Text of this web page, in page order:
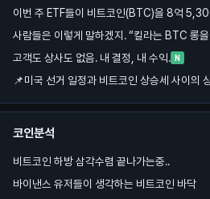
사람들은 이렇게 말하겠지. “킬라는 BTC 롱
고객도 상사도 없음. 내 결정, 내 수익. N
코인분석
비트코인 하방 삼각수렴 끝나가는중..
바이낸스 유저들이 생각하는 비트코인 바닥